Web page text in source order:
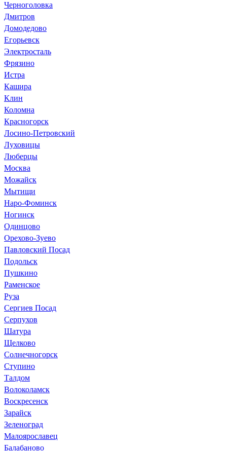
Черноголовка
Дмитров
Домодедово
Егорьевск
Электросталь
Фрязино
Истра
Кашира
Клин
Коломна
Красногорск
Лосино-Петровский
Луховицы
Люберцы
Москва
Можайск
Мытищи
Наро-Фоминск
Ногинск
Одинцово
Орехово-Зуево
Павловский Посад
Подольск
Пушкино
Раменское
Руза
Сергиев Посад
Серпухов
Шатура
Щелково
Солнечногорск
Ступино
Талдом
Волоколамск
Воскресенск
Зарайск
Зеленоград
Малоярославец
Балабаново